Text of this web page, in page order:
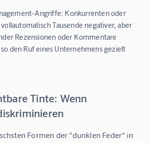
Angriffe: Konkurrenten oder
Tausende negativer, aber
Rezensionen oder Kommentare
den Ruf eines Unternehmens gezielt
Tinte: Wenn
Formen der "dunklen Feder" in